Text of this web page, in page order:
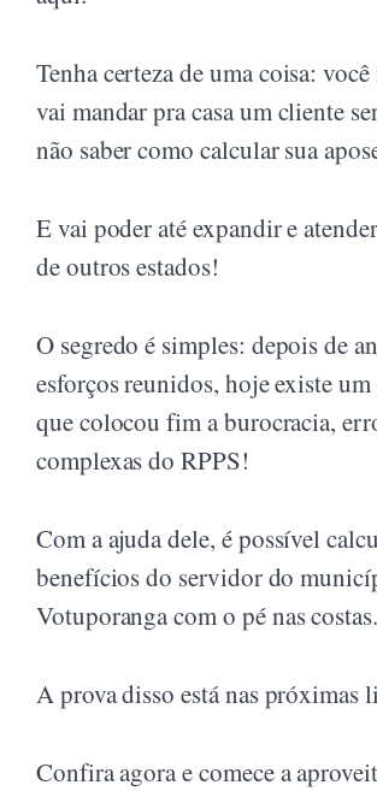
Tenha certeza de uma coisa:
vai mandar pra casa um cliente
não saber como calcular sua
E vai poder até expandir e
de outros estados!
O segredo é simples: depois de
esforços reunidos, hoje existe
que colocou fim a burocracia,
complexas do RPPS!
Com a ajuda dele, é possível
benefícios do servidor do
Votuporanga com o pé nas costas.
A prova disso está nas próximas
Confira agora e comece a